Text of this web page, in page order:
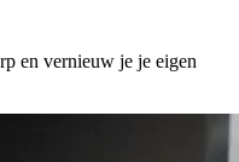
en vernieuw je je eigen